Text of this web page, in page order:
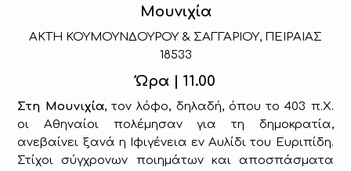
Μουνιχία
ΑΚΤΗ ΚΟΥΜΟΥΝΔΟΥΡΟΥ & ΣΑΓΓΑΡΙΟΥ, ΠΕΙΡΑΙΑΣ
18533
Ώρα | 11.00
Στη Μουνιχία, τον λόφο, δηλαδή, όπου το 403 π.Χ.
οι Αθηναίοι πολέμησαν για τη δημοκρατία,
ανεβαίνει ξανά η Ιφιγένεια εν Αυλίδι του Ευριπίδη.
Στίχοι σύγχρονων ποιημάτων και αποσπάσματα